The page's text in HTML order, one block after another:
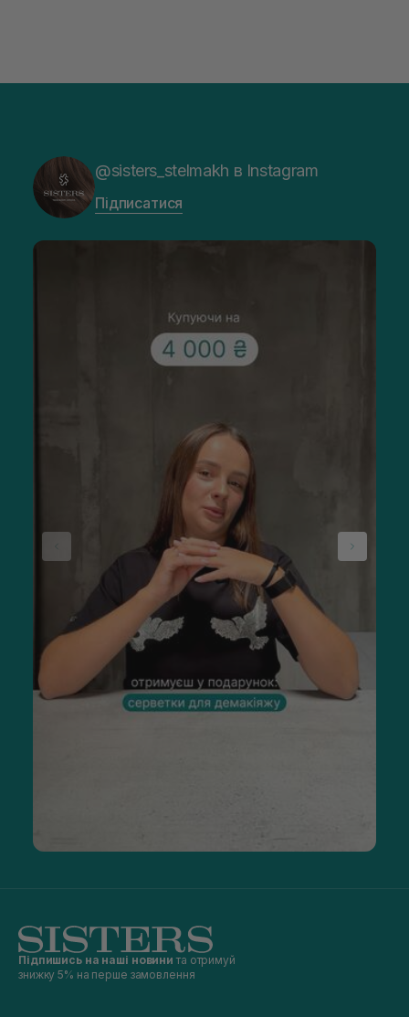
@sisters_stelmakh в Instagram
Підписатися
Підпишись на наші новини та отримуй
знижку 5% на перше замовлення